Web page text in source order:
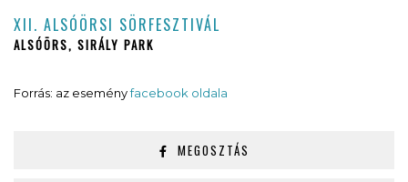
XII. ALSÓÖRSI SÖRFESZTIVÁL
ALSÓÖRS, SIRÁLY PARK
Forrás: az eseményfacebook oldala
MEGOSZTÁS